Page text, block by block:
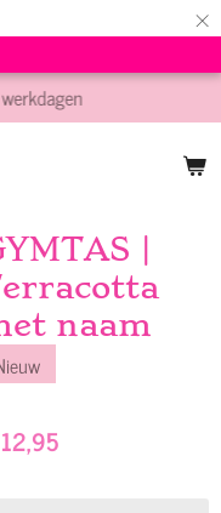
×
|
naam